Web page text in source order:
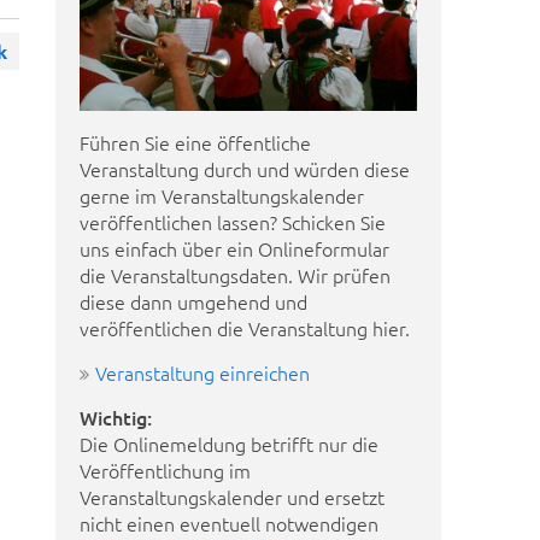
Führen Sie eine öffentliche
Veranstaltung durch und würden diese
gerne im Veranstaltungskalender
veröffentlichen lassen? Schicken Sie
uns einfach über ein Onlineformular
die Veranstaltungsdaten. Wir prüfen
diese dann umgehend und
veröffentlichen die Veranstaltung hier.
Veranstaltung einreichen
Wichtig:
Die Onlinemeldung betrifft nur die
Veröffentlichung im
Veranstaltungskalender und ersetzt
nicht einen eventuell notwendigen